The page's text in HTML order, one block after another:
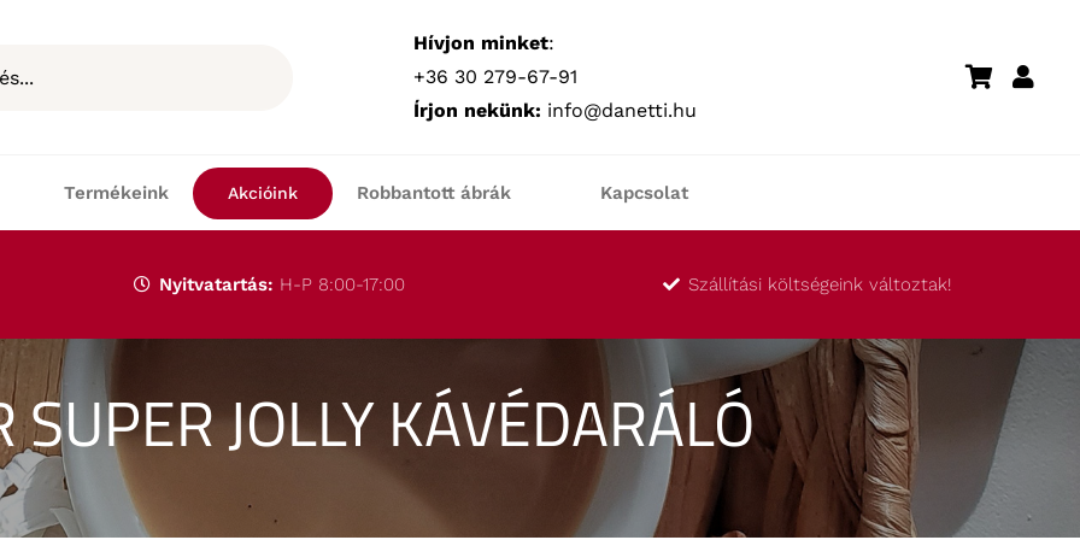
Hívjon minket:
+36 30 279-67-91
Írjon nekünk: info@danetti.hu
Termékeink Akcióink Robbantott ábrák Kapcsolat
Nyitvatartás: H-P 8:00-17:00 Szállítási költségeink változtak!
JOLLY KÁVÉDARÁLÓ